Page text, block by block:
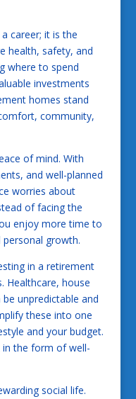
career; it is the
health, safety, and
where to spend
investments
homes stand
community,
of mind. With
and well-planned
worries about
of facing the
enjoy more time to
growth.
in a retirement
Healthcare, house
unpredictable and
these into one
and your budget.
in the form of well-
social life.